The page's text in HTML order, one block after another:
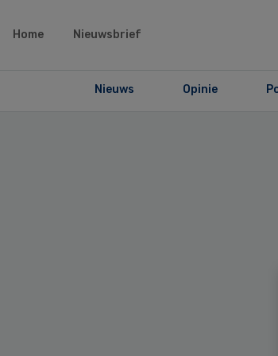
Home Nieuwsbrief
Nieuws Opinie